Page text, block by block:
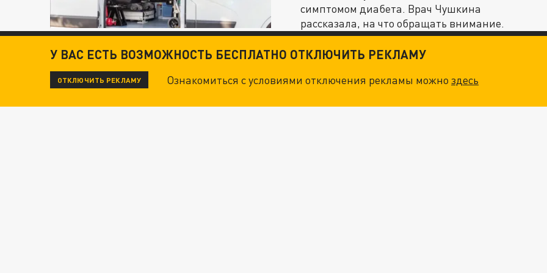
симптомом диабета. Врач Чушкина
рассказала, на что обращать внимание.
У ВАС ЕСТЬ ВОЗМОЖНОСТЬ БЕСПЛАТНО ОТКЛЮЧИТЬ РЕКЛАМУ
ОТКЛЮЧИТЬ РЕКЛАМУ Ознакомиться с условиями отключения рекламы можноздесь